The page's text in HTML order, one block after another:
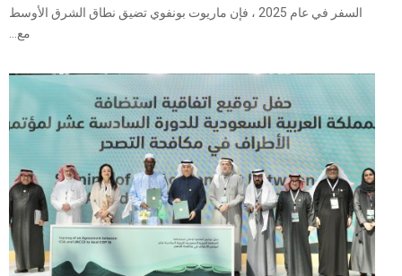
السفر في عام 2025 ، فإن ماريوت بونفوي تضيق نطاق الشرق الأوسط
مع...